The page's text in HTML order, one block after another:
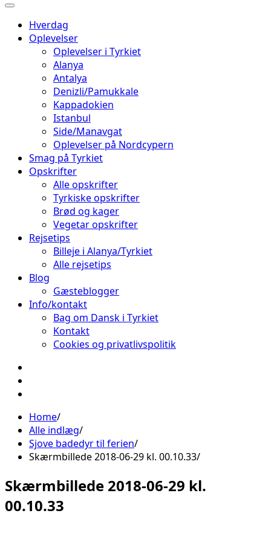
Hverdag
Oplevelser
Oplevelser i Tyrkiet
Alanya
Antalya
Denizli/Pamukkale
Kappadokien
Istanbul
Side/Manavgat
Oplevelser på Nordcypern
Smag på Tyrkiet
Opskrifter
Alle opskrifter
Tyrkiske opskrifter
Brød og kager
Vegetar opskrifter
Rejsetips
Billeje i Alanya/Tyrkiet
Alle rejsetips
Blog
Gæsteblogger
Info/kontakt
Bag om Dansk i Tyrkiet
Kontakt
Cookies og privatlivspolitik
Home
Alle indlæg
Sjove badedyr til ferien
Skærmbillede 2018-06-29 kl. 00.10.33
Skærmbillede 2018-06-29 kl.
00.10.33